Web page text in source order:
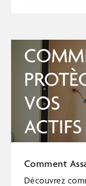
Comment
Découvrez